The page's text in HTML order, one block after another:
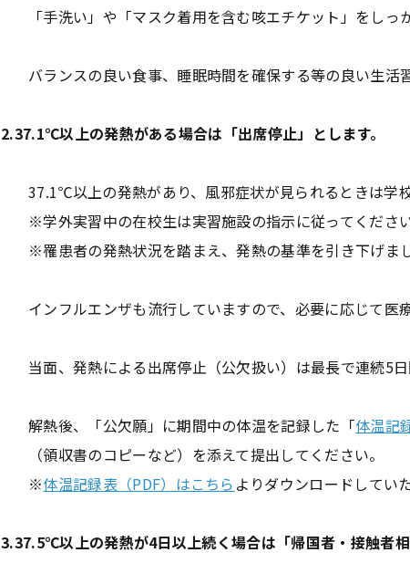
「手洗い」や「マスク着用を含む咳エチケット」をしっ
バランスの良い食事、睡眠時間を確保する等の良い生活
2.37.1℃以上の発熱がある場合は「出席停止」とします。
37.1℃以上の発熱があり、風邪症状が見られるときは学
※学外実習中の在校生は実習施設の指示に従ってください
※罹患者の発熱状況を踏まえ、発熱の基準を引き下げま
インフルエンザも流行していますので、必要に応じて医
当面、発熱による出席停止（公欠扱い）は最長で連続5日
解熱後、「公欠願」に期間中の体温を記録した「体温記
（領収書のコピーなど）を添えて提出してください。
※体温記録表（PDF）はこちら よりダウンロードしてい
3.37.5℃以上の発熱が4日以上続く場合は「帰国者・接触者